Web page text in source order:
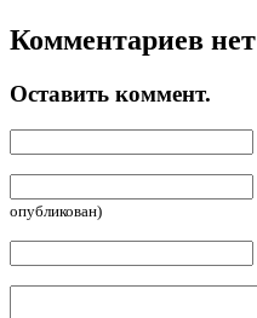
Комментариев нет
Оставить коммент.
опубликован)